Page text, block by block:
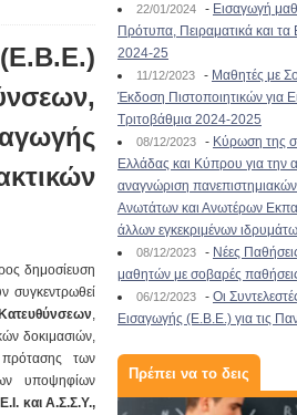
δημοσίευση
συγκεντρωθεί
,
δοκιμασιών,
των
υποψηφίων
και Α.Σ.Σ.Υ.,
22/01/2024 - Εισαγωγή
Πρότυπα, Πειραματικά και τα
2024-25
11/12/2023 - Μαθητές με
Έκδοση Πιστοποιητικών για
Τριτοβάθμια 2024-2025
08/12/2023 - Κύρωση της
Ελλάδας και Κύπρου για την
αναγνώριση
Ανωτάτων και Ανωτέρων
άλλων εγκεκριμένων
08/12/2023 - Νέες
μαθητών με σοβαρές
06/12/2023 - Οι
Εισαγωγής (Ε.Β.Ε.) για τις
Πρέπει να το δεις